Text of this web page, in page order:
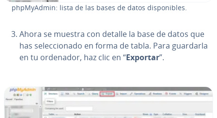
ph­p­M­yA­d­min: lista de las bases de datos di­s­po­ni­bles.
Ahora se muestra con detalle la base de datos que
has se­le­c­cio­na­do en forma de tabla. Para guardarla
en tu ordenador, haz clic en “Exportar”.